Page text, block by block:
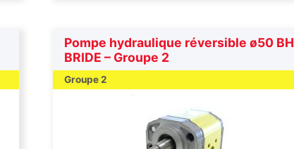
Pompe hydraulique réversible ø50 BH
BRIDE – Groupe 2
Groupe 2